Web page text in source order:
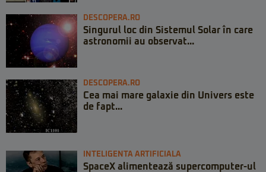
DESCOPERA.RO
Singurul loc din Sistemul Solar în care
astronomii au observat...
DESCOPERA.RO
Cea mai mare galaxie din Univers este
de fapt...
INTELIGENTA ARTIFICIALA
SpaceX alimentează supercomputer-ul